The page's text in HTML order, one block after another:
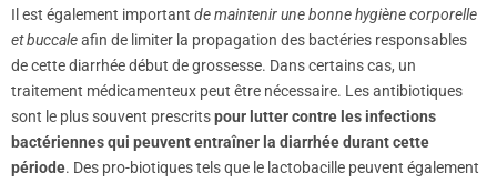
Il est également important de maintenir une bonne hygiène corporelle
et buccaleafin de limiter la propagation des bactéries responsables
de cette diarrhée début de grossesse. Dans certains cas, un
traitement médicamenteux peut être nécessaire. Les antibiotiques
sont le plus souvent prescritspour lutter contre les infections
bactériennes qui peuvent entraîner la diarrhée durant cette
période. Des pro-biotiques tels que le lactobacille peuvent également